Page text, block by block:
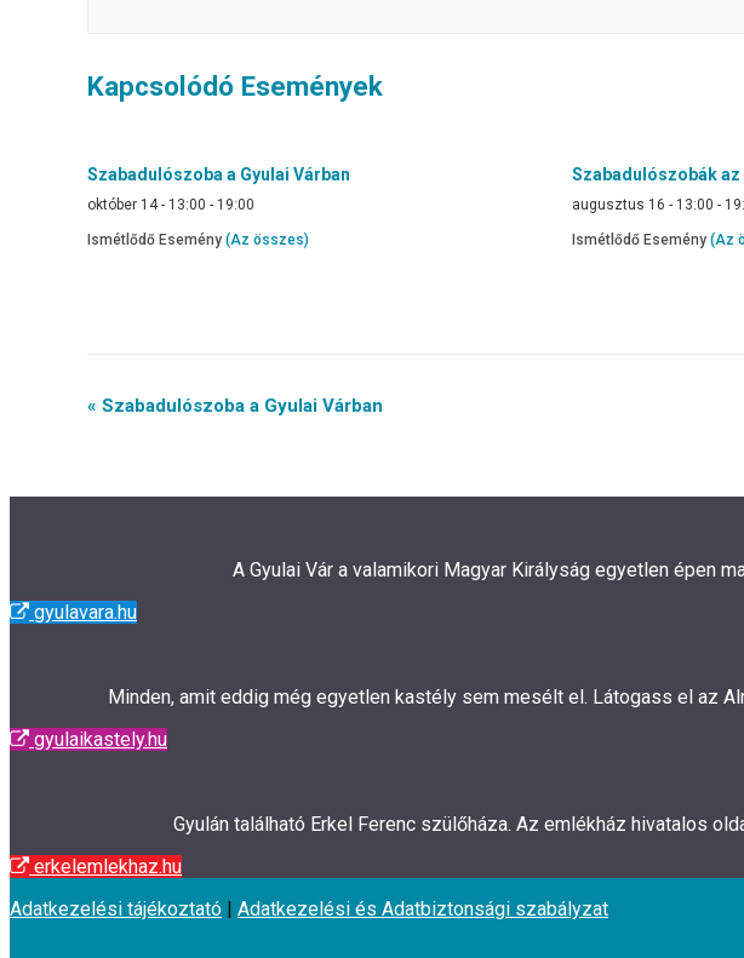
Kapcsolódó Események
Szabadulószoba a Gyulai Várban
október 14 - 13:00 - 19:00
Ismétlődő Esemény (Az összes)
Szabadulószobák
augusztus 16 - 13:00 -
Ismétlődő Esemény (Az
Event
« Szabadulószoba a Gyulai Várban
A Gyulai Vár a valamikori Magyar Királyság egyetlen épen
gyulavara.hu
Minden, amit eddig még egyetlen kastély sem mesélt el. Látogass el az
gyulaikastely.hu
Gyulán található Erkel Ferenc szülőháza. Az emlékház hivatalos
erkelemlekhaz.hu
Adatkezelési tájékoztató
Adatkezelési és Adatbiztonsági szabályzat